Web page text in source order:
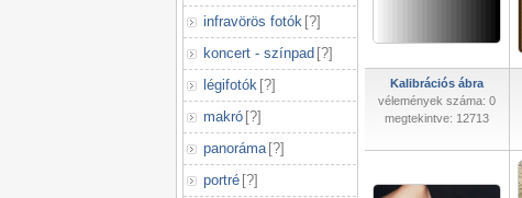
infravörös fotók [?]
koncert - színpad [?]
légifotók [?]
makró [?]
panoráma [?]
portré [?]
Kalibrációs ábra
vélemények száma: 0
megtekintve: 12713